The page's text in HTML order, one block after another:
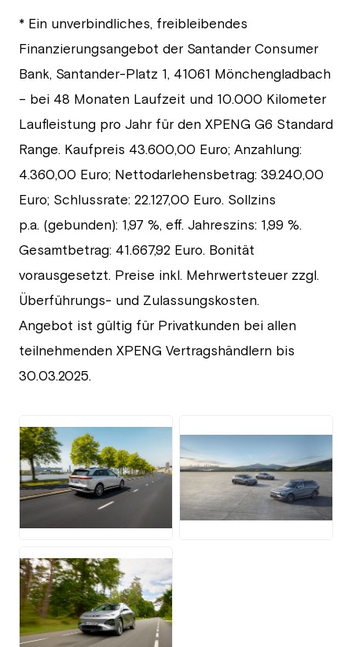
* Ein unverbindliches, freibleibendes
Finanzierungsangebot der Santander Consumer
Bank, Santander-Platz 1, 41061 Mönchengladbach
– bei 48 Monaten Laufzeit und 10.000 Kilometer
Laufleistung pro Jahr für den XPENG G6 Standard
Range. Kaufpreis 43.600,00 Euro; Anzahlung:
4.360,00 Euro; Nettodarlehensbetrag: 39.240,00
Euro; Schlussrate: 22.127,00 Euro. Sollzins
p.a. (gebunden): 1,97 %, eff. Jahreszins: 1,99 %.
Gesamtbetrag: 41.667,92 Euro. Bonität
vorausgesetzt. Preise inkl. Mehrwertsteuer zzgl.
Überführungs- und Zulassungskosten.
Angebot ist gültig für Privatkunden bei allen
teilnehmenden XPENG Vertragshändlern bis
30.03.2025.
JPG